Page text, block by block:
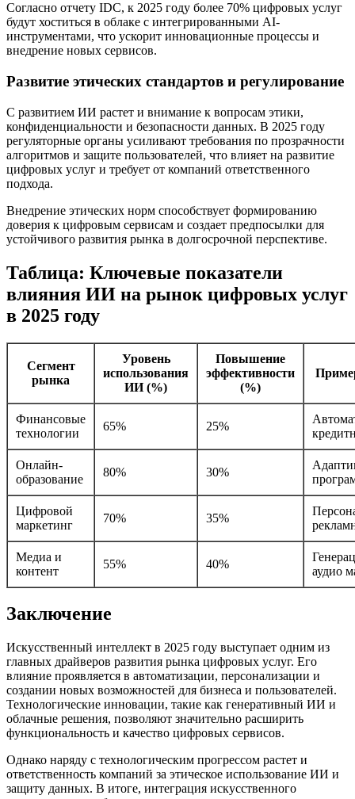
Согласно отчету IDC, к 2025 году более 70% цифровых услуг
будут хоститься в облаке с интегрированными AI-
инструментами, что ускорит инновационные процессы и
внедрение новых сервисов.
Развитие этических стандартов и регулирование
С развитием ИИ растет и внимание к вопросам этики,
конфиденциальности и безопасности данных. В 2025 году
регуляторные органы усиливают требования по прозрачности
алгоритмов и защите пользователей, что влияет на развитие
цифровых услуг и требует от компаний ответственного
подхода.
Внедрение этических норм способствует формированию
доверия к цифровым сервисам и создает предпосылки для
устойчивого развития рынка в долгосрочной перспективе.
Таблица: Ключевые показатели
влияния ИИ на рынок цифровых услуг
в 2025 году
Сегмент
рынка
Уровень
использования
ИИ (%)
Повышение
эффективности
(%)
Финансовые
технологии
65% 25%
Онлайн-
образование
80% 30%
Цифровой
маркетинг
70% 35%
Медиа и
контент
55% 40%
аудио
Заключение
Искусственный интеллект в 2025 году выступает одним из
главных драйверов развития рынка цифровых услуг. Его
влияние проявляется в автоматизации, персонализации и
создании новых возможностей для бизнеса и пользователей.
Технологические инновации, такие как генеративный ИИ и
облачные решения, позволяют значительно расширить
функциональность и качество цифровых сервисов.
Однако наряду с технологическим прогрессом растет и
ответственность компаний за этическое использование ИИ и
защиту данных. В итоге, интеграция искусственного